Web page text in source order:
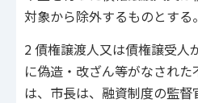
対象から除外するものとする。
2 債権譲渡人又は債権譲受人
に偽造・改ざん等がなされ
は、市長は、融資制度の監